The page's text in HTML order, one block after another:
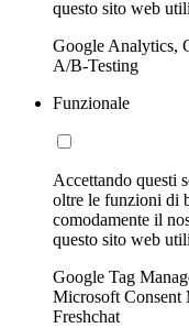
questo sito web
Google Analytics,
A/B-Testing
Funzionale
Accettando questi
oltre le funzioni di
comodamente il
questo sito web
Google Tag
Microsoft Consent
Freshchat